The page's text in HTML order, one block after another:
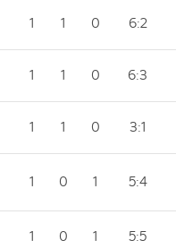
1 1 0 6:2
1 1 0 6:3
1 1 0 3:1
1 0 1 5:4
1 0 1 5:5